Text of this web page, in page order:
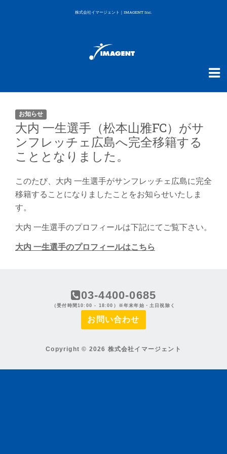
株式会社イマージェント｜IMAGENT Inc.
お知らせ
大内 一生選手（松本山雅FC）がサ
ンフレッチェ広島へ完全移籍する
こととなりました。
このたび、大内 一生選手がサンフレッチェ広島に完全
移籍することになりましたことをお知らせいたしま
す。
大内 一生選手のプロフィールは下記にてご覧下さい。
大内 一生選手のプロフィールはこちら
03-4400-0685
（受付時間10:00 - 18:00）※年末年始・土日祝除く
お問い合わせ
Copyright © 2026 株式会社イマージェント